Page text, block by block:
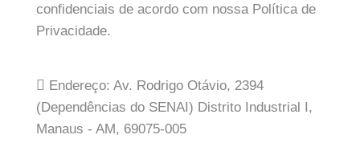
confidenciais de acordo com nossa Política de
Privacidade.
Endereço: Av. Rodrigo Otávio, 2394
(Dependências do SENAI) Distrito Industrial I,
Manaus - AM, 69075-005